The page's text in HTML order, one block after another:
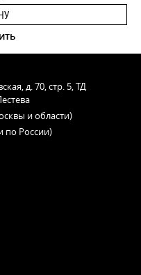
д. 70, стр. 5, ТД
и области)
по России)